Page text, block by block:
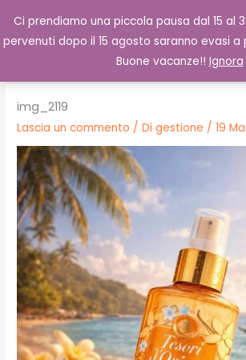
Ci prendiamo una piccola pausa dal 15 al
pervenuti dopo il 15 agosto saranno evasi a
Buone vacanze!! Ignora
contenuto
0,00€
img_2119
Lascia un commento / Digestione /19